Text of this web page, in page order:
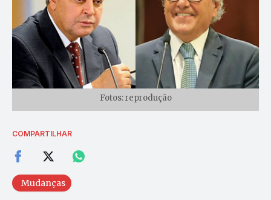
Fotos: reprodução
COMPARTILHAR
Mudanças